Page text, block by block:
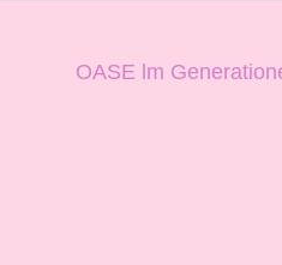
OASE lm